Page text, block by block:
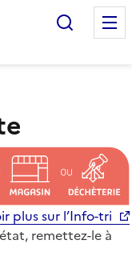
& déchets
plus sur l’Info-tri
remettez-le à